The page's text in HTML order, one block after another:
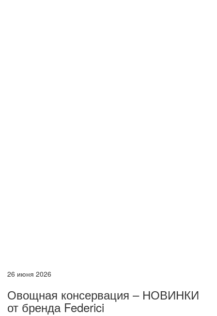
26 июня 2026
Овощная консервация – НОВИНКИ
от бренда Federici